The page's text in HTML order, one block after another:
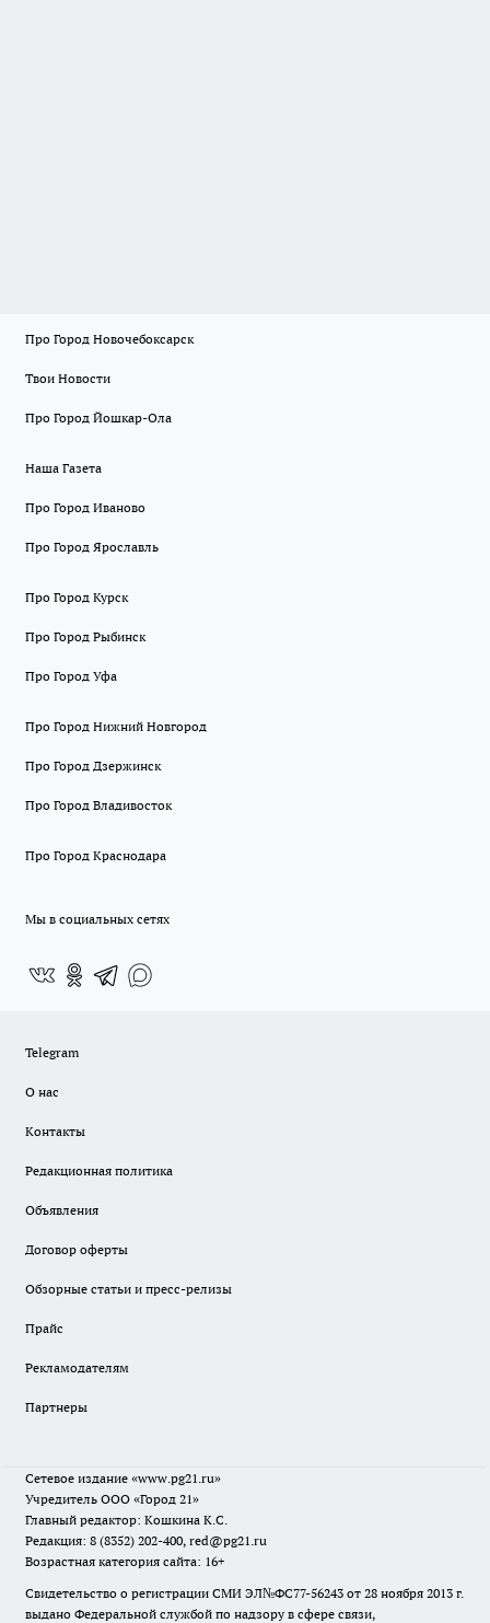
Про Город Новочебоксарск
Твои Новости
Про Город Йошкар-Ола
Наша Газета
Про Город Иваново
Про Город Ярославль
Про Город Курск
Про Город Рыбинск
Про Город Уфа
Про Город Нижний Новгород
Про Город Дзержинск
Про Город Владивосток
Про Город Краснодара
Мы в социальных сетях
Telegram
О нас
Контакты
Редакционная политика
Объявления
Договор оферты
Обзорные статьи и пресс-релизы
Прайс
Рекламодателям
Партнеры
Сетевое издание «www.pg21.ru»
Учредитель ООО «Город 21»
Главный редактор: Кошкина К.С.
Редакция: 8 (8352) 202-400, red@pg21.ru
Возрастная категория сайта: 16+
Свидетельство о регистрации СМИ ЭЛ№ФС77-56243 от 28 ноября 2013 г.
выдано Федеральной службой по надзору в сфере связи,